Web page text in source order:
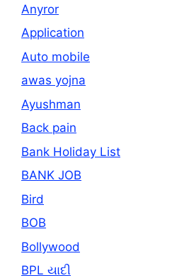
Anyror
Application
Auto mobile
awas yojna
Ayushman
Back pain
Bank Holiday List
BANK JOB
Bird
BOB
Bollywood
BPL યાદી